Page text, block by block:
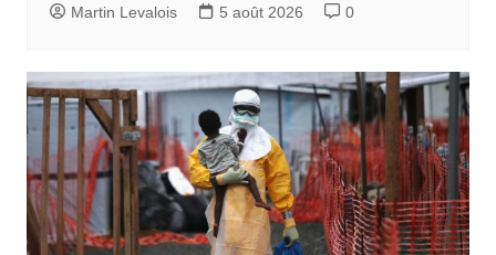
Martin Levalois 5 août 2026 0